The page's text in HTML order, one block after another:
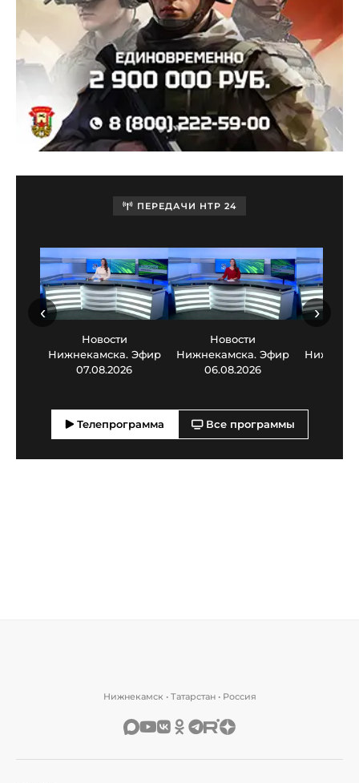
ПЕРЕДАЧИ НТР 24
Новости
Нижнекамска. Эфир
07.08.2026
Новости
Нижнекамска. Эфир
06.08.2026
‹ ›
Телепрограмма Все программы
Нижнекамск • Татарстан • Россия